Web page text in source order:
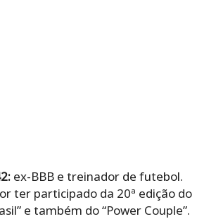
ex-BBB e treinador de futebol.
ter participado da 20ª edição do
e também do “Power Couple”.